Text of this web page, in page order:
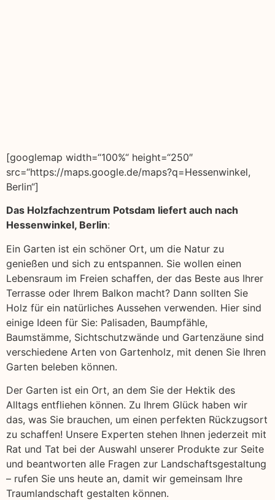
[googlemap width=“100%“ height=“250″
src=“https://maps.google.de/maps?q=Hessenwinkel,
Berlin“]
Das Holzfachzentrum Potsdam liefert auch nach
Hessenwinkel, Berlin:
Ein Garten ist ein schöner Ort, um die Natur zu
genießen und sich zu entspannen. Sie wollen einen
Lebensraum im Freien schaffen, der das Beste aus Ihrer
Terrasse oder Ihrem Balkon macht? Dann sollten Sie
Holz für ein natürliches Aussehen verwenden. Hier sind
einige Ideen für Sie: Palisaden, Baumpfähle,
Baumstämme, Sichtschutzwände und Gartenzäune sind
verschiedene Arten von Gartenholz, mit denen Sie Ihren
Garten beleben können.
Der Garten ist ein Ort, an dem Sie der Hektik des
Alltags entfliehen können. Zu Ihrem Glück haben wir
das, was Sie brauchen, um einen perfekten Rückzugsort
zu schaffen! Unsere Experten stehen Ihnen jederzeit mit
Rat und Tat bei der Auswahl unserer Produkte zur Seite
und beantworten alle Fragen zur Landschaftsgestaltung
– rufen Sie uns heute an, damit wir gemeinsam Ihre
Traumlandschaft gestalten können.